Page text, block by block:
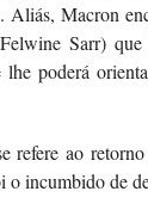
Aliás, Macron
Sarr) que
lhe poderá
refere ao
incumbido de